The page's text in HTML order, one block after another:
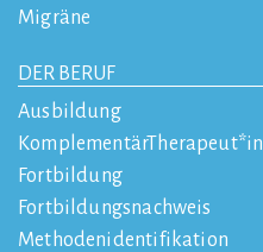
Migräne
DER BERUF
Ausbildung
KomplementärTherapeut*in
Fortbildung
Fortbildungsnachweis
Methodenidentifikation